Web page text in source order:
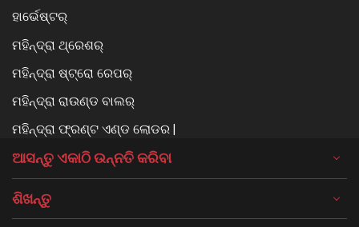
ହାର୍ଭେଷ୍ଟର୍
ମହିନ୍ଦ୍ରା ଥ୍ରେଶର୍
ମହିନ୍ଦ୍ରା ଷ୍ଟ୍ରୋ ରେପର୍
ମହିନ୍ଦ୍ରା ରାଉଣ୍ଡ ବାଲର୍
ମହିନ୍ଦ୍ରା ଫ୍ରଣ୍ଟ ଏଣ୍ଡ ଲୋଡର |
ଆସନ୍ତୁ ଏକାଠି ଉନ୍ନତି କରିବା
ଶିଖନ୍ତୁ